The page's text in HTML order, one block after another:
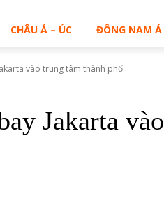
CHÂU Á – ÚC ĐÔNG NAM Á
vào trung tâm thành phố
Jakarta